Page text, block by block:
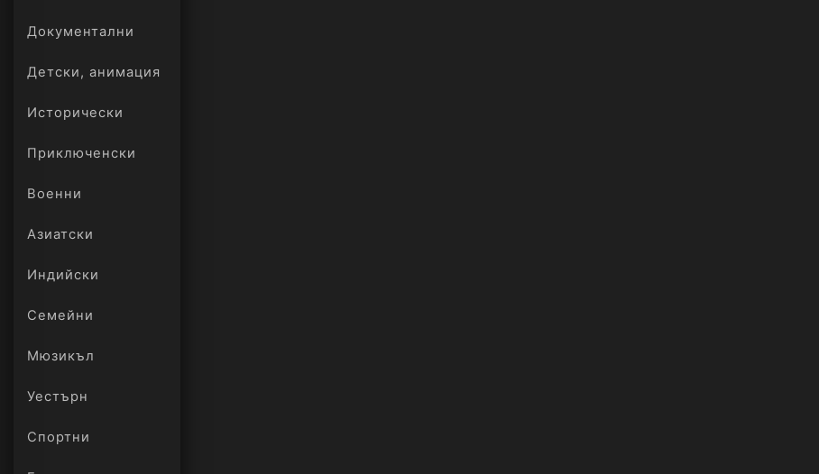
Документални
Детски, анимация
Исторически
Приключенски
Военни
Азиатски
Индийски
Семейни
Мюзикъл
Уестърн
Спортни